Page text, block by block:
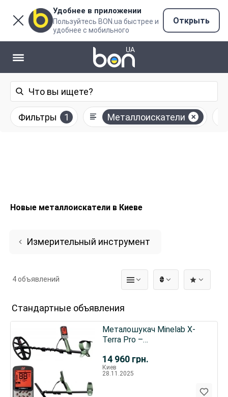
Удобнее в приложении
Пользуйтесь BON.ua быстрее и
удобнее с мобильного
Открыть
Фильтры 1 Металлоискатели
Новые металлоискатели в Киеве
Измерительный инструмент
₴
4 объявлений
Стандартные объявления
14 960 грн.
Металошукач Minelab X-
Terra Pro –
кГц.
Киев
28.11.2025